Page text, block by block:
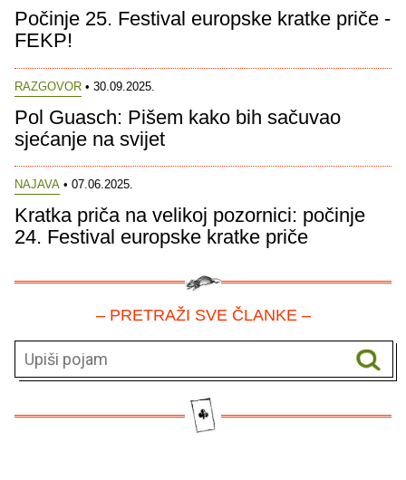
Počinje 25. Festival europske kratke priče -
FEKP!
RAZGOVOR • 30.09.2025.
Pol Guasch: Pišem kako bih sačuvao
sjećanje na svijet
NAJAVA • 07.06.2025.
Kratka priča na velikoj pozornici: počinje
24. Festival europske kratke priče
– PRETRAŽI SVE ČLANKE –